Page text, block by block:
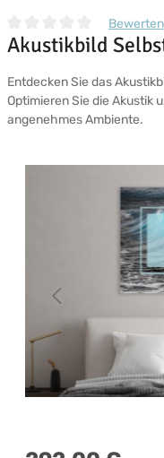
Durchschnittliche
Bewerten
Akustikbild
Entdecken Sie das
Optimieren Sie die Akustik
angenehmes Ambiente.
Regulärer Preis: